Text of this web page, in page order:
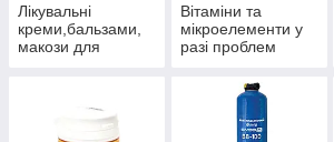
Лікувальні
креми,бальзами,
макози для
Вітаміни та
мікроелементи у
разі проблем